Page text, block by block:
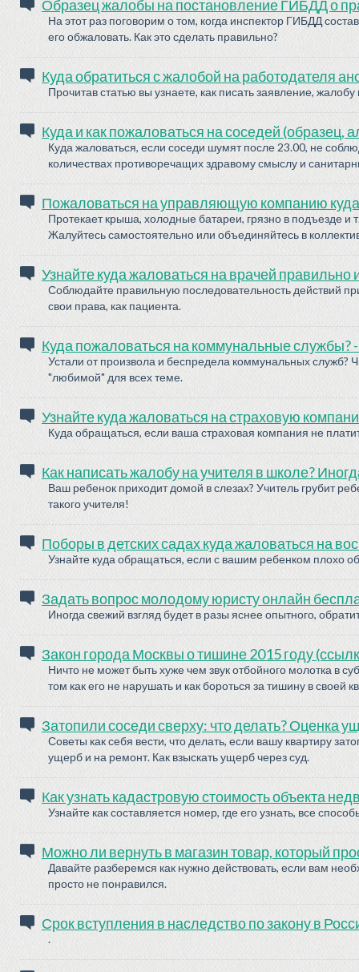
Образец жалобы на постановление ГИБДД о
На этот раз поговорим о том, когда инспектор ГИБДД
его обжаловать. Как это сделать правильно?
Куда обратиться с жалобой на работодателя
Прочитав статью вы узнаете, как писать заявление,
Куда и как пожаловаться на соседей (образец,
Куда жаловаться, если соседи шумят после 23.00, не
количествах противоречащих здравому смыслу и
Пожаловаться на управляющую компанию куда
Протекает крыша, холодные батареи, грязно в подъезде
Жалуйтесь самостоятельно или объединяйтесь в
Узнайте куда жаловаться на врачей правильно
Соблюдайте правильную последовательность действий
свои права, как пациента.
Куда пожаловаться на коммунальные службы? -
Устали от произвола и беспредела коммунальных
"любимой" для всех теме.
Узнайте куда жаловаться на страховую
Куда обращаться, если ваша страховая компания не
Как написать жалобу на учителя в школе?
Ваш ребенок приходит домой в слезах? Учитель грубит
такого учителя!
Поборы в детских садах куда жаловаться на
Узнайте куда обращаться, если с вашим ребенком плохо
Задать вопрос молодому юристу онлайн
Иногда свежий взгляд будет в разы яснее опытного,
Закон города Москвы о тишине 2015 году
Ничто не может быть хуже чем звук отбойного молотка в
том как его не нарушать и как бороться за тишину в своей
Затопили соседи сверху: что делать? Оценка
Советы как себя вести, что делать, если вашу квартиру
ущерб и на ремонт. Как взыскать ущерб через суд.
Как узнать кадастровую стоимость объекта
Узнайте как составляется номер, где его узнать, все
Можно ли вернуть в магазин товар, который
Давайте разберемся как нужно действовать, если вам
просто не понравился.
Срок вступления в наследство по закону в
.